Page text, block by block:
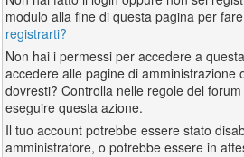
modulo alla fine di questa pagina per
registrarti?
Non hai i permessi per accedere a
accedere alle pagine di amministrazione
dovresti? Controlla nelle regole del
eseguire questa azione.
Il tuo account potrebbe essere stato
amministratore, o potrebbe essere in